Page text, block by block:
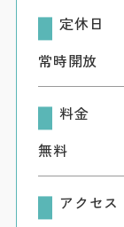
定休日
常時開放
料金
無料
アクセス